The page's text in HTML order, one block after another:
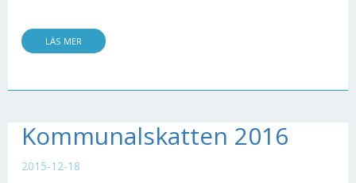
LÄS MER
Kommunalskatten 2016
2015-12-18